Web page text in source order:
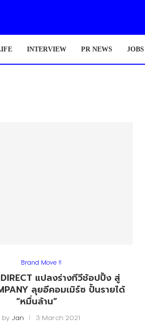
INTERVIEW PR NEWS JOBS
Brand Move !!
แปลงร่างทีวีช้อปปิ้ง สู่
ลุยอีคอมเมิร์ซ ปั้นรายได้
“หมื่นล้าน”
byJan 3 March 2021